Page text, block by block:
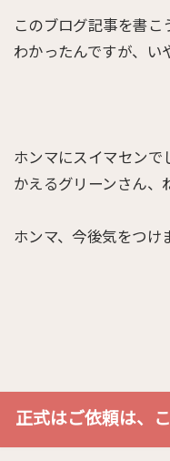
このブログ記事を書こ
わかったんですが、い
ホンマにスイマセンで
かえるグリーンさん、
ホンマ、今後気をつ
正式はご依頼は、